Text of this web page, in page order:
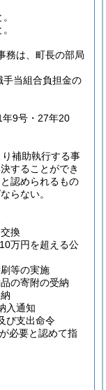
務は、町長の部局
手当組合負担金の
9号・27年20
補助執行する事
することができ
認められるもの
らない。
換
万円を超える公
等の実施
の寄附の受納
入通知
び支出命令
必要と認めて指